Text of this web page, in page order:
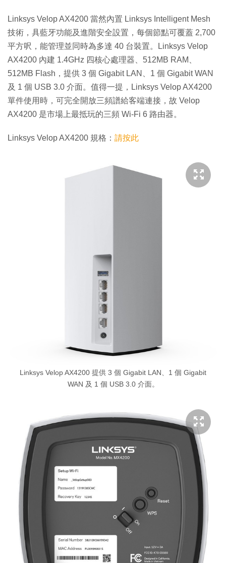
Linksys Velop AX4200 當然內置 Linksys Intelligent Mesh
技術，具藍牙功能及進階安全設置，每個節點可覆蓋 2,700
平方呎，能管理並同時為多達 40 台裝置。Linksys Velop
AX4200 內建 1.4GHz 四核心處理器、512MB RAM、
512MB Flash，提供 3 個 Gigabit LAN、1 個 Gigabit WAN
及 1 個 USB 3.0 介面。值得一提，Linksys Velop AX4200
單件使用時，可完全開放三頻譜給客端連接，故 Velop
AX4200 是市場上最抵玩的三頻 Wi-Fi 6 路由器。
Linksys Velop AX4200 規格： 請按此
Linksys Velop AX4200 提供 3 個 Gigabit LAN、1 個 Gigabit
WAN 及 1 個 USB 3.0 介面。